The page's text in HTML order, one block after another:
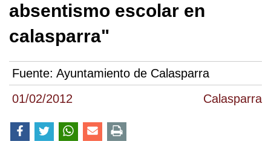
01/02/2012 Calasparra
absentismo escolar en
calasparra"
Fuente: Ayuntamiento de Calasparra